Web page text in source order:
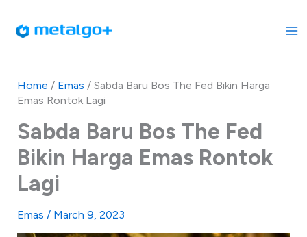
Home / Emas / Sabda Baru Bos The Fed Bikin Harga
Emas Rontok Lagi
Sabda Baru Bos The Fed
Bikin Harga Emas Rontok
Lagi
Emas / March 9, 2023